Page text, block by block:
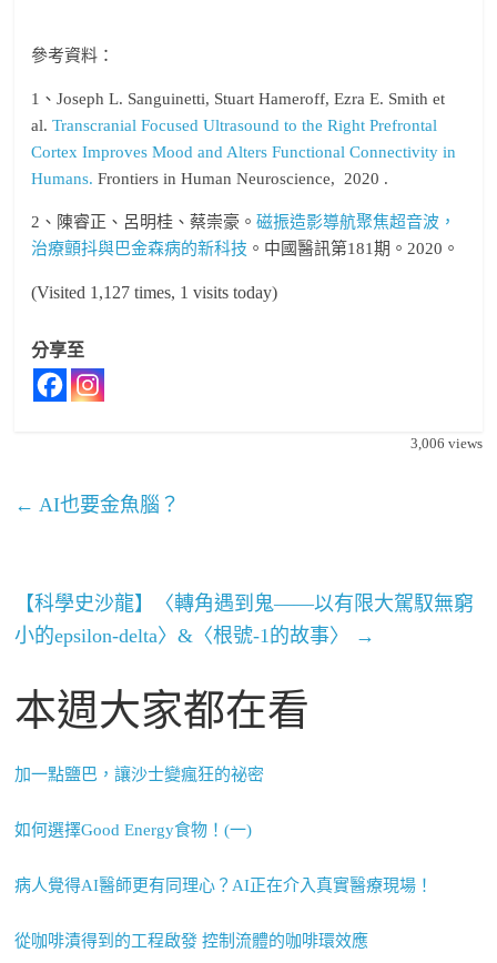
參考資料：
1、Joseph L. Sanguinetti, Stuart Hameroff, Ezra E. Smith et
al.Transcranial Focused Ultrasound to the Right Prefrontal
Cortex Improves Mood and Alters Functional Connectivity in
Humans. Frontiers in Human Neuroscience, 2020 .
2、陳睿正、呂明桂、蔡崇豪。磁振造影導航聚焦超音波，
治療顫抖與巴金森病的新科技 。中國醫訊第181期。2020。
(Visited 1,127 times, 1 visits today)
分享至
3,006 views
← AI也要金魚腦？
【科學史沙龍】〈轉角遇到鬼——以有限大駕馭無窮
小的epsilon-delta〉&〈根號-1的故事〉
→
本週大家都在看
加一點鹽巴，讓沙士變瘋狂的祕密
如何選擇Good Energy食物！(一)
病人覺得AI醫師更有同理心？AI正在介入真實醫療現場！
從咖啡漬得到的工程啟發 控制流體的咖啡環效應